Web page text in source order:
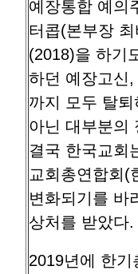
예장통합 예의
터콥(본부장
(2018)을 하기
하던 예장고신
까지 모두 탈
아닌 대부분의
결국 한국교회
교회총연합회(
변화되기를 바
상처를 받았다.
2019년에 한